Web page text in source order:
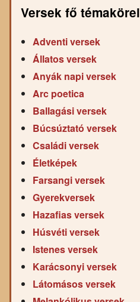
Versek fő témakörei
Adventi versek
Állatos versek
Anyák napi versek
Arc poetica
Ballagási versek
Búcsúztató versek
Családi versek
Életképek
Farsangi versek
Gyerekversek
Hazafias versek
Húsvéti versek
Istenes versek
Karácsonyi versek
Látomásos versek